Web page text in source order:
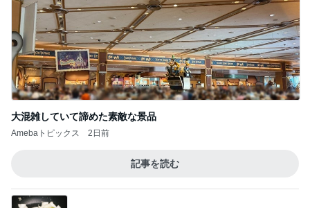
大混雑していて諦めた素敵な景品
Amebaトピックス 2日前
記事を読む